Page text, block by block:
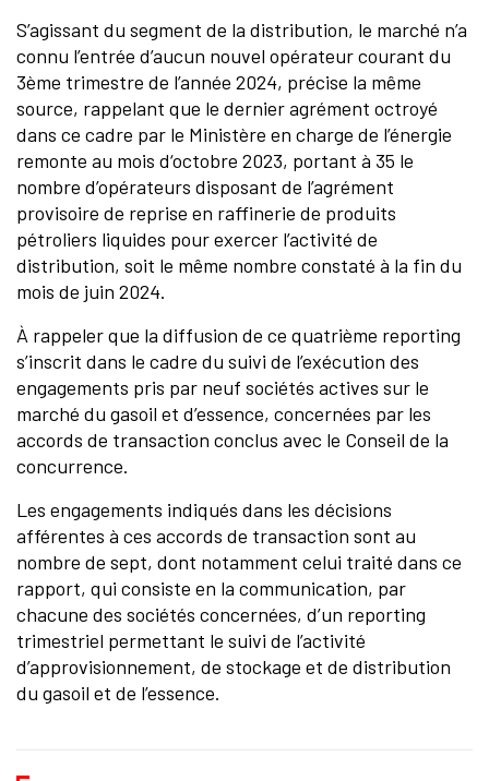
S’agissant du segment de la distribution, le marché n’a
connu l’entrée d’aucun nouvel opérateur courant du
3ème trimestre de l’année 2024, précise la même
source, rappelant que le dernier agrément octroyé
dans ce cadre par le Ministère en charge de l’énergie
remonte au mois d‘octobre 2023, portant à 35 le
nombre d’opérateurs disposant de l’agrément
provisoire de reprise en raffinerie de produits
pétroliers liquides pour exercer l’activité de
distribution, soit le même nombre constaté à la fin du
mois de juin 2024.
À rappeler que la diffusion de ce quatrième reporting
s’inscrit dans le cadre du suivi de l’exécution des
engagements pris par neuf sociétés actives sur le
marché du gasoil et d’essence, concernées par les
accords de transaction conclus avec le Conseil de la
concurrence.
Les engagements indiqués dans les décisions
afférentes à ces accords de transaction sont au
nombre de sept, dont notamment celui traité dans ce
rapport, qui consiste en la communication, par
chacune des sociétés concernées, d’un reporting
trimestriel permettant le suivi de l’activité
d’approvisionnement, de stockage et de distribution
du gasoil et de l’essence.